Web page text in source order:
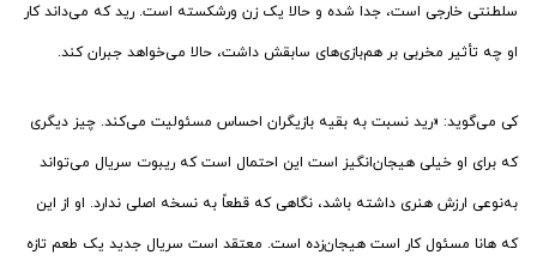
سلطنتی خارجی است، جدا شده و حالا یک زن ورشکسته است. رید که می‌داند کار
او چه تأثیر مخربی بر هم‌بازی‌های سابقش داشت، حالا می‌خواهد جبران کند.
کی می‌گوید: «رید نسبت به بقیه بازیگران احساس مسئولیت می‌کند. چیز دیگری
که برای او خیلی هیجان‌انگیز است این احتمال است که ریبوت سریال می‌تواند
به‌نوعی ارزش هنری داشته باشد، نگاهی که قطعاً به نسخه اصلی ندارد. او از این
که هانا مسئول کار است هیجان‌زده است. معتقد است سریال جدید یک طعم تازه